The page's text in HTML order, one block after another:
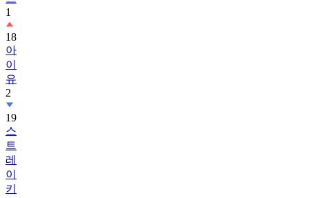
18
아
이
유
2
19
스
트
레
이
키
즈